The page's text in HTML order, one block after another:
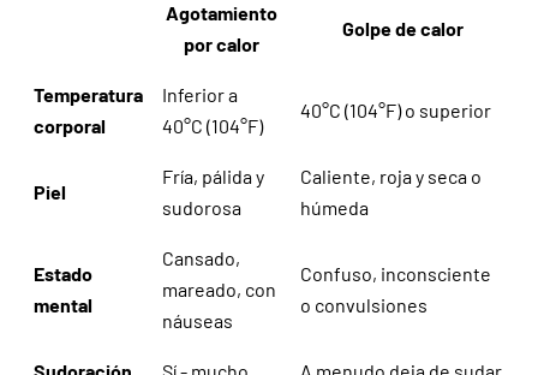
Agotamiento
por calor
Golpe de calor
Temperatura
corporal
Inferior a
40°C (104°F)
40°C (104°F) o superior
Piel
Fría, pálida y
sudorosa
Caliente, roja y seca o
húmeda
Estado
mental
Cansado,
mareado, con
náuseas
Confuso, inconsciente
o convulsiones